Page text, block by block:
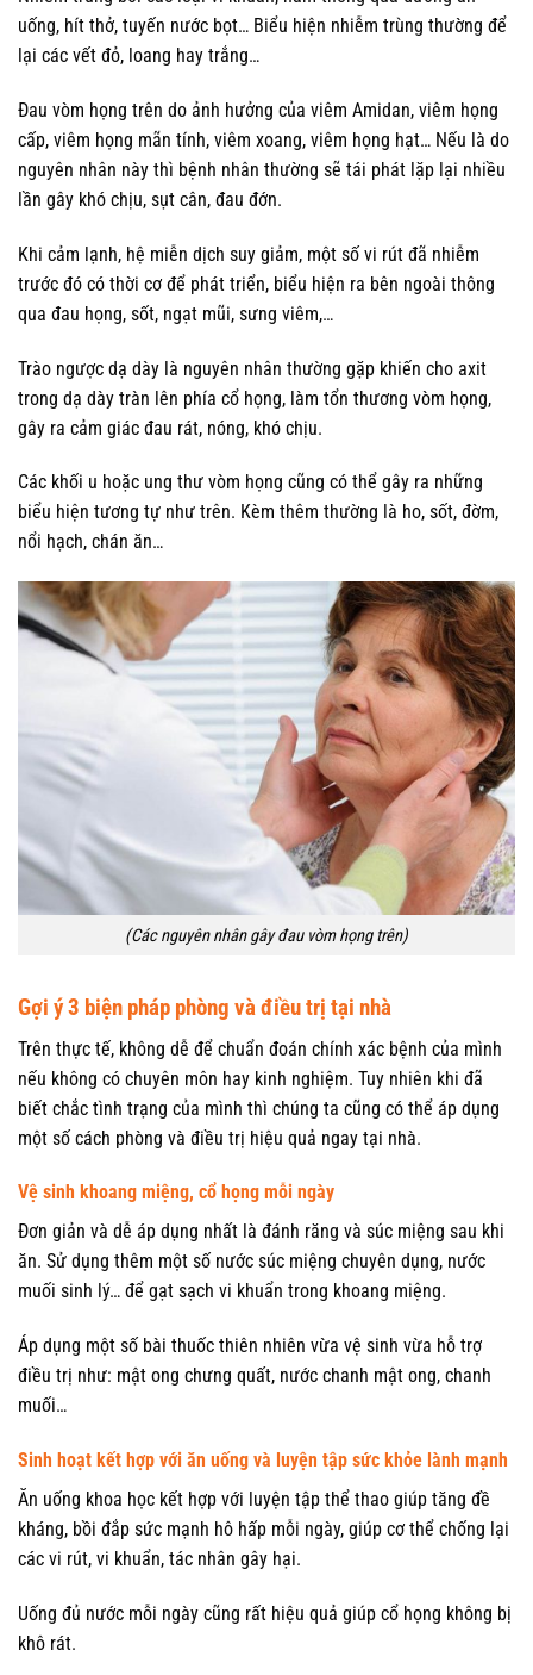
uống, hít thở, tuyến nước bọt… Biểu hiện nhiễm trùng thường để
lại các vết đỏ, loang hay trắng…
Đau vòm họng trên do ảnh hưởng của viêm Amidan, viêm họng
cấp, viêm họng mãn tính, viêm xoang, viêm họng hạt… Nếu là do
nguyên nhân này thì bệnh nhân thường sẽ tái phát lặp lại nhiều
lần gây khó chịu, sụt cân, đau đớn.
Khi cảm lạnh, hệ miễn dịch suy giảm, một số vi rút đã nhiễm
trước đó có thời cơ để phát triển, biểu hiện ra bên ngoài thông
qua đau họng, sốt, ngạt mũi, sưng viêm,…
Trào ngược dạ dày là nguyên nhân thường gặp khiến cho axit
trong dạ dày tràn lên phía cổ họng, làm tổn thương vòm họng,
gây ra cảm giác đau rát, nóng, khó chịu.
Các khối u hoặc ung thư vòm họng cũng có thể gây ra những
biểu hiện tương tự như trên. Kèm thêm thường là ho, sốt, đờm,
nổi hạch, chán ăn…
(Các nguyên nhân gây đau vòm họng trên)
Gợi ý 3 biện pháp phòng và điều trị tại nhà
Trên thực tế, không dễ để chuẩn đoán chính xác bệnh của mình
nếu không có chuyên môn hay kinh nghiệm. Tuy nhiên khi đã
biết chắc tình trạng của mình thì chúng ta cũng có thể áp dụng
một số cách phòng và điều trị hiệu quả ngay tại nhà.
Vệ sinh khoang miệng, cổ họng mỗi ngày
Đơn giản và dễ áp dụng nhất là đánh răng và súc miệng sau khi
ăn. Sử dụng thêm một số nước súc miệng chuyên dụng, nước
muối sinh lý… để gạt sạch vi khuẩn trong khoang miệng.
Áp dụng một số bài thuốc thiên nhiên vừa vệ sinh vừa hỗ trợ
điều trị như: mật ong chưng quất, nước chanh mật ong, chanh
muối…
Sinh hoạt kết hợp với ăn uống và luyện tập sức khỏe lành mạnh
Ăn uống khoa học kết hợp với luyện tập thể thao giúp tăng đề
kháng, bồi đắp sức mạnh hô hấp mỗi ngày, giúp cơ thể chống lại
các vi rút, vi khuẩn, tác nhân gây hại.
Uống đủ nước mỗi ngày cũng rất hiệu quả giúp cổ họng không bị
khô rát.